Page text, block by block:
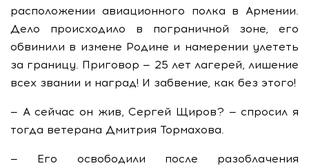
расположении авиационного полка в Армении.
Дело происходило в пограничной зоне, его
обвинили в измене Родине и намерении улететь
за границу. Приговор — 25 лет лагерей, лишение
всех звании и наград! И забвение, как без этого!
— А сейчас он жив, Сергей Щиров? — спросил я
тогда ветерана Дмитрия Тормахова.
— Его освободили после разоблачения